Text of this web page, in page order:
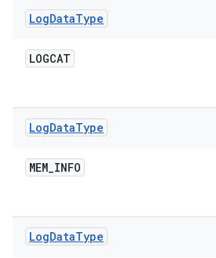
LogDataType
LOGCAT
LogDataType
MEM_INFO
LogDataType